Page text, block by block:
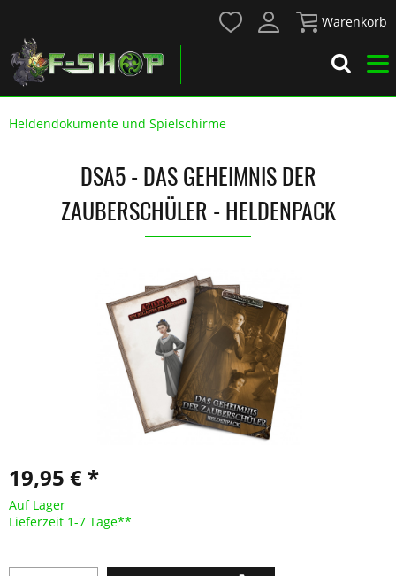
Warenkorb
Heldendokumente und Spielschirme
DSA5 - DAS GEHEIMNIS DER
ZAUBERSCHÜLER - HELDENPACK
19,95 € *
Auf Lager
Lieferzeit 1-7 Tage**